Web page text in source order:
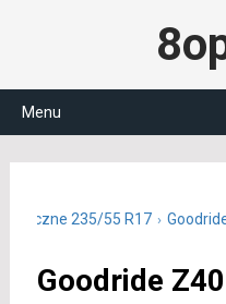
Menu
235/55 R17
Goodride